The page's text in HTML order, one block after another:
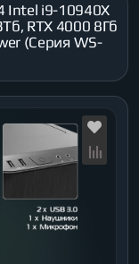
Intel i9-10940X
RTX 4000 8Гб
(Серия WS-